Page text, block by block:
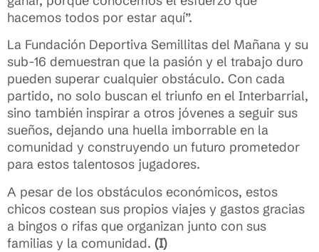
hacemos todos por estar aquí”.
La Fundación Deportiva Semillitas del Mañana y su
sub-16 demuestran que la pasión y el trabajo duro
pueden superar cualquier obstáculo. Con cada
partido, no solo buscan el triunfo en el Interbarrial,
sino también inspirar a otros jóvenes a seguir sus
sueños, dejando una huella imborrable en la
comunidad y construyendo un futuro prometedor
para estos talentosos jugadores.
A pesar de los obstáculos económicos, estos
chicos costean sus propios viajes y gastos gracias
a bingos o rifas que organizan junto con sus
familias y la comunidad. (I)